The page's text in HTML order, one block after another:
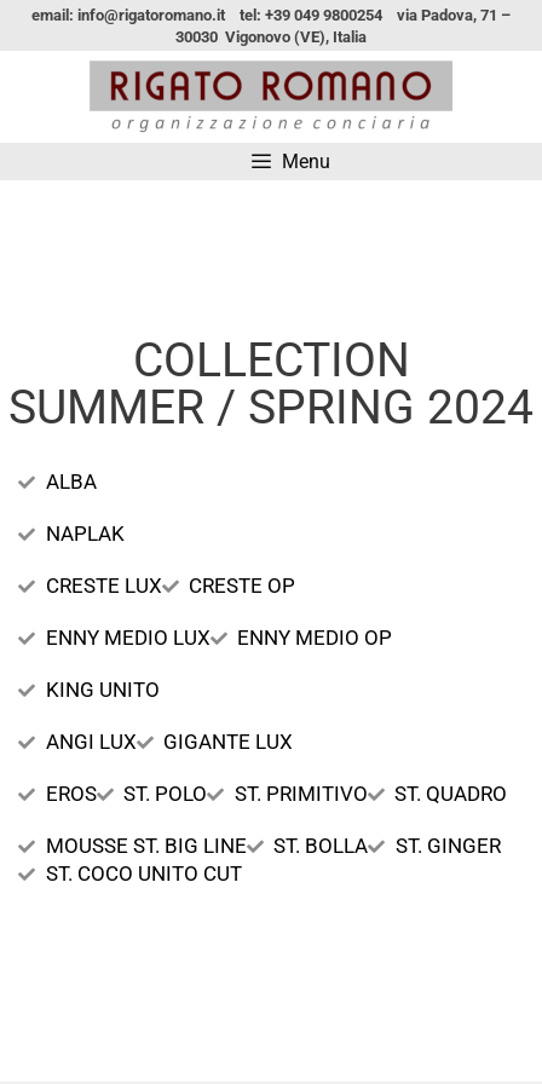
email: info@rigatoromano.it tel: +39 049 9800254 via Padova, 71 –
30030 Vigonovo (VE), Italia
Menu
COLLECTION
SUMMER / SPRING 2024
ALBA
NAPLAK
CRESTE LUX CRESTE OP
ENNY MEDIO LUX ENNY MEDIO OP
KING UNITO
ANGI LUX GIGANTE LUX
EROS ST. POLO ST. PRIMITIVO ST. QUADRO
MOUSSE ST. BIG LINE ST. BOLLA
ST. GINGER
ST. COCO UNITO CUT